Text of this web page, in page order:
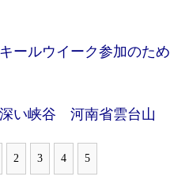
ールウイーク参加のため
い峡谷 河南省雲台山
2 3 4 5